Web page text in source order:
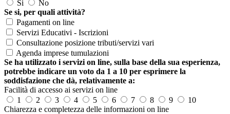
Si
No
Se si, per quali attività?
Pagamenti on line
Servizi Educativi - Iscrizioni
Consultazione posizione tributi/servizi vari
Agenda imprese tumulazioni
Se ha utilizzato i servizi on line, sulla base della sua esperienza,
potrebbe indicare un voto da 1 a 10 per esprimere la
soddisfazione che dà, relativamente a:
Facilità di accesso ai servizi on line
1
2 3 4 5 6 7 8 9
10
Chiarezza e completezza delle informazioni on line